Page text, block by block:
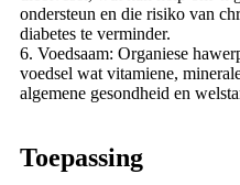
ondersteun en die risiko van
diabetes te verminder.
6. Voedsaam: Organiese
voedsel wat vitamiene,
algemene gesondheid en
Toepassing